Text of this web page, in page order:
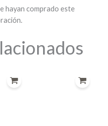
hayan comprado este
de
precios: